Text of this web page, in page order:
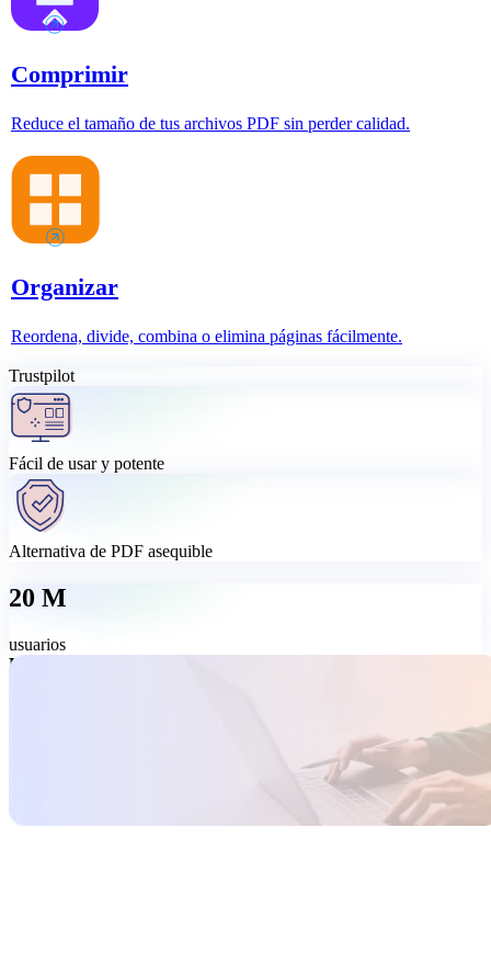
Comprimir
Reduce el tamaño de tus archivos PDF sin perder calidad.
Organizar
Reordena, divide, combina o elimina páginas fácilmente.
Trustpilot
Fácil de usar y potente
Alternativa de PDF asequible
20 M
usuarios
Herramienta PDF todo en uno, fácil de usar